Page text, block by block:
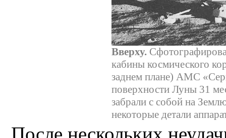
Вверху.
кабины космического
заднем плане) АМС
поверхности Луны 31
забрали с собой на
некоторые детали